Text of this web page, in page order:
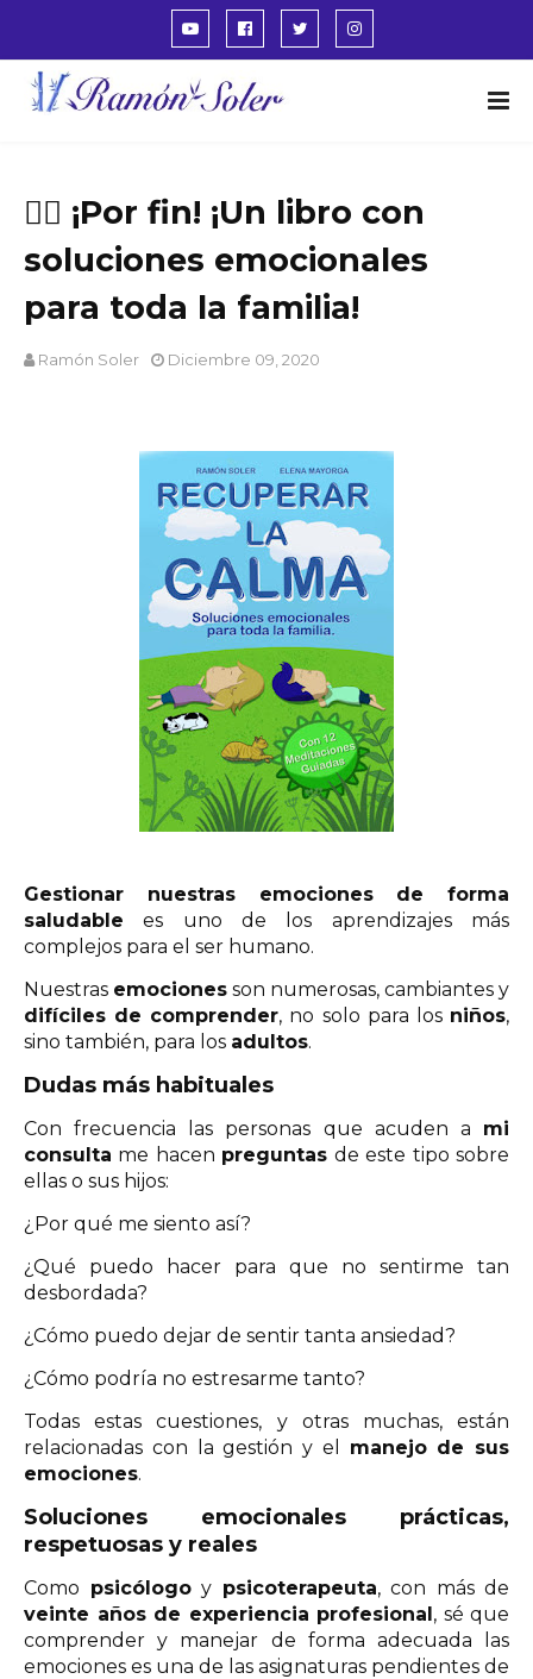
🙋‍♀️ ¡Por fin! ¡Un libro con
soluciones emocionales
para toda la familia!
Ramón Soler Diciembre 09, 2020
Gestionar nuestras emociones de forma
saludable es uno de los aprendizajes más
complejos para el ser humano.
Nuestras emociones son numerosas, cambiantes y
difíciles de comprender, no solo para los niños,
sino también, para los adultos.
Dudas más habituales
Con frecuencia las personas que acuden a mi
consulta me hacen preguntas de este tipo sobre
ellas o sus hijos:
¿Por qué me siento así?
¿Qué puedo hacer para que no sentirme tan
desbordada?
¿Cómo puedo dejar de sentir tanta ansiedad?
¿Cómo podría no estresarme tanto?
Todas estas cuestiones, y otras muchas, están
relacionadas con la gestión y el manejo de sus
emociones.
Soluciones emocionales prácticas,
respetuosas y reales
Como psicólogoy psicoterapeuta, con más de
veinte años de experiencia profesional, sé que
comprender y manejar de forma adecuada las
emociones es una de las asignaturas pendientes de